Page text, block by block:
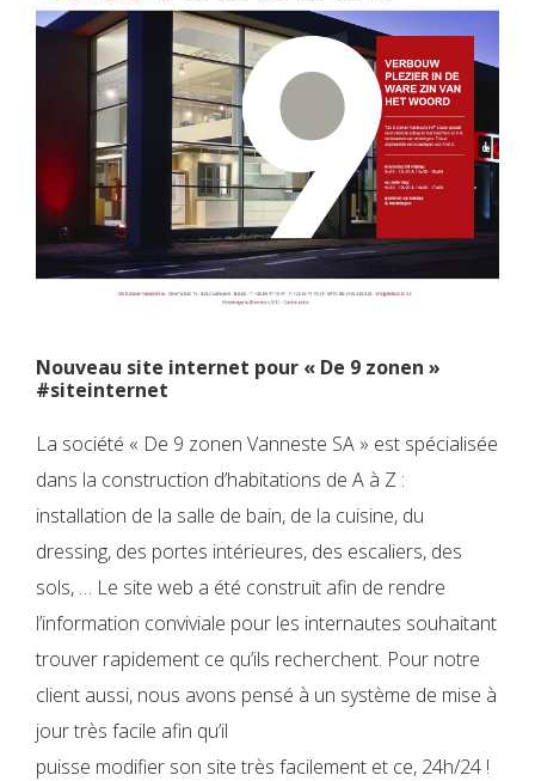
Nouveau site internet pour « De 9 zonen »
#siteinternet
La société « De 9 zonen Vanneste SA » est spécialisée
dans la construction d’habitations de A à Z :
installation de la salle de bain, de la cuisine, du
dressing, des portes intérieures, des escaliers, des
sols, … Le site web a été construit afin de rendre
l’information conviviale pour les internautes souhaitant
trouver rapidement ce qu’ils recherchent. Pour notre
client aussi, nous avons pensé à un système de mise à
jour très facile afin qu’il
puisse modifier son site très facilement et ce, 24h/24 !